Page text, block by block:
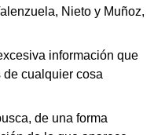
Nieto y Muñoz,
información que
de cualquier cosa
de una forma